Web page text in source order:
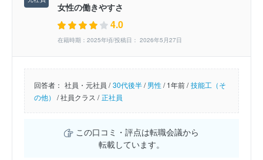
女性の働きやすさ
4.0
在籍時期：2025年頃/投稿日： 2026年5月27日
回答者： 社員・元社員 / 30代後半/男性/1年前 / 技能工（そ
の他） /社員クラス / 正社員
この口コミ・評点は転職会議から
転載しています。